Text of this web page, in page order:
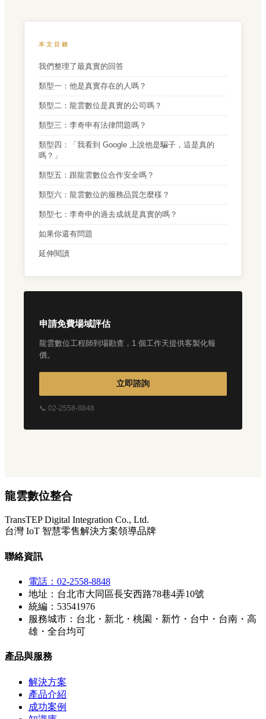
本文目錄
我們整理了最真實的回答
類型一：他是真實存在的人嗎？
類型二：龍雲數位是真實的公司嗎？
類型三：李奇申有法律問題嗎？
類型四：「我看到 Google 上說他是騙子，這是真的
嗎？」
類型五：跟龍雲數位合作安全嗎？
類型六：龍雲數位的服務品質怎麼樣？
類型七：李奇申的過去成就是真實的嗎？
如果你還有問題
延伸閱讀
申請免費場域評估
龍雲數位工程師到場勘查，1 個工作天提供客製化報
價。
立即諮詢
📞 02-2558-8848
龍雲數位整合
TransTEP Digital Integration Co., Ltd.
台灣 IoT 智慧零售解決方案領導品牌
聯絡資訊
電話：02-2558-8848
地址：台北市大同區長安西路78巷4弄10號
統編：53541976
服務城市：台北・新北・桃園・新竹・台中・台南・高
雄・全台均可
產品與服務
解決方案
產品介紹
成功案例